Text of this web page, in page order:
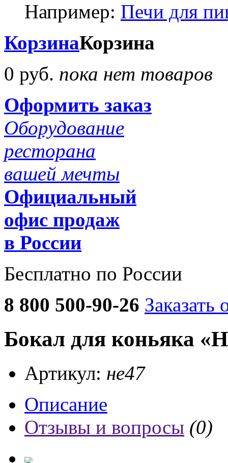
Например: Печи для
КорзинаКорзина
0 руб. пока нет товаров
Оформить заказ
Оборудование
ресторана
вашей мечты
Официальный
офис продаж
в России
Бесплатно по России
8 800 500-90-26 Заказать
Бокал для коньяка
Артикул: не47
Описание
Отзывы и вопросы (0)